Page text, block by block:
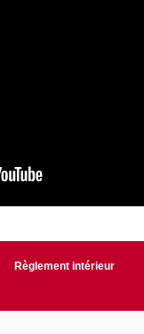
Règlement intérieur